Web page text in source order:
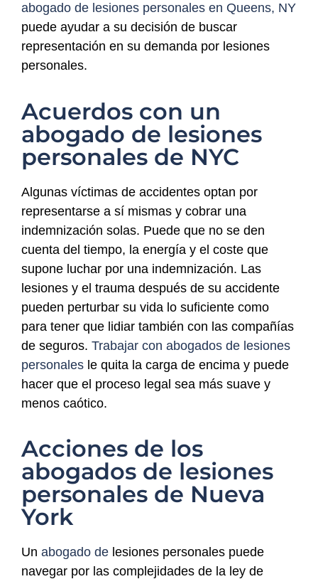
abogado de lesiones personales en Queens, NY
puede ayudar a su decisión de buscar
representación en su demanda por lesiones
personales.
Acuerdos con un
abogado de lesiones
personales de NYC
Algunas víctimas de accidentes optan por
representarse a sí mismas y cobrar una
indemnización solas. Puede que no se den
cuenta del tiempo, la energía y el coste que
supone luchar por una indemnización. Las
lesiones y el trauma después de su accidente
pueden perturbar su vida lo suficiente como
para tener que lidiar también con las compañías
de seguros. Trabajar con abogados de lesiones
personales le quita la carga de encima y puede
hacer que el proceso legal sea más suave y
menos caótico.
Acciones de los
abogados de lesiones
personales de Nueva
York
Un abogado de lesiones personales puede
navegar por las complejidades de la ley de